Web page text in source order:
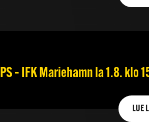
– IFK Mariehamn la 1.8. klo
LUE